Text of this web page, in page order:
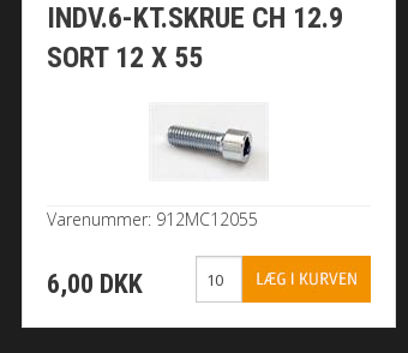
INDV.6-KT.SKRUE CH 12.9
SORT 12 X 55
Varenummer: 912MC12055
6,00 DKK